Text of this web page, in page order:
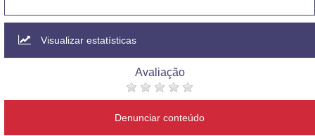
Visualizar estatísticas
Avaliação
Denunciar conteúdo